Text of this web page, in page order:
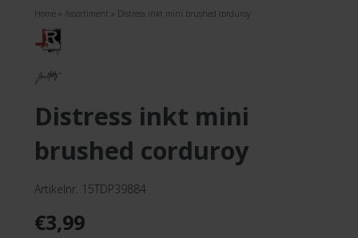
Home » Assortiment » Distress inkt mini brushed corduroy
distress inkt mini
brushed corduroy
Artikelnr. 15TDP39884
€3,99